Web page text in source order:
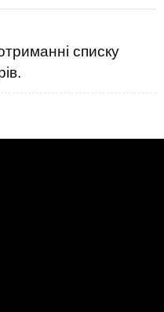
списку